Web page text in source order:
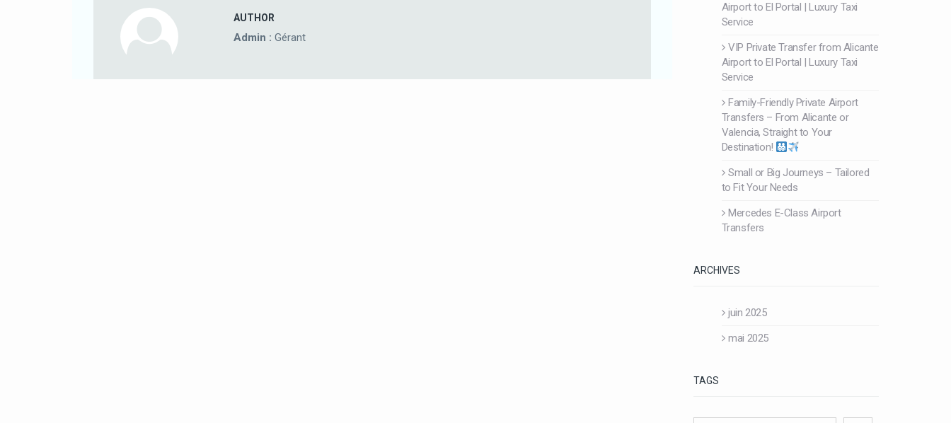
AUTHOR
Admin : Gérant
Airport to El Portal | Luxury Taxi
Service
VIP Private Transfer from Alicante
Airport to El Portal | Luxury Taxi
Service
Family-Friendly Private Airport
Transfers – From Alicante or
Valencia, Straight to Your
Destination!
Small or Big Journeys – Tailored
to Fit Your Needs
Mercedes E-Class Airport
Transfers
ARCHIVES
juin 2025
mai 2025
TAGS